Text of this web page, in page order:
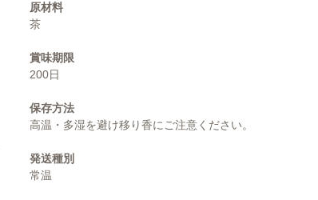
原材料
茶
賞味期限
200日
保存方法
高温・多湿を避け移り香にご注意ください。
発送種別
常温